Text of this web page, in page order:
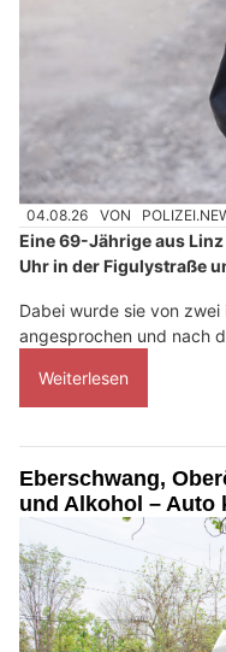
04.08.26 VON
Eine 69-Jährige aus
Uhr in der Figulystraße
Dabei wurde sie von
angesprochen und nach
Weiterlesen
Eberschwang,
und Alkohol – Auto